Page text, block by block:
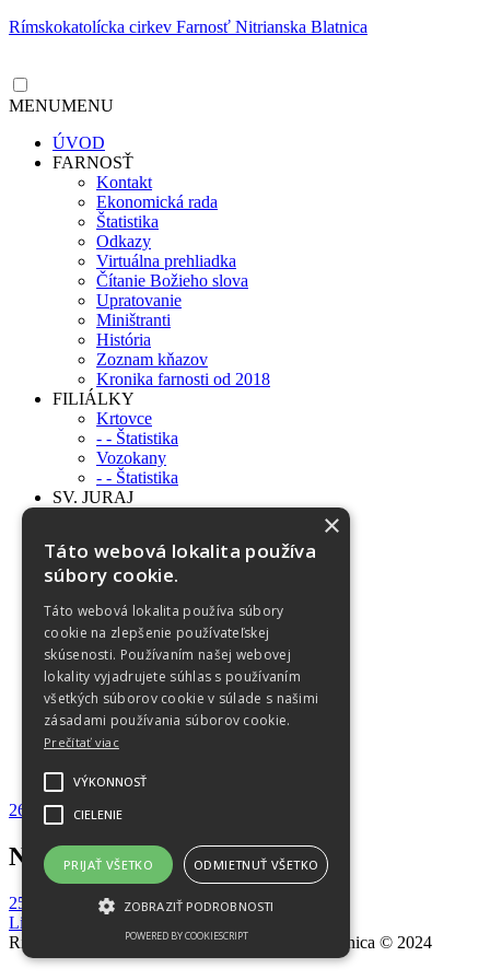
Rímskokatolícka cirkev Farnosť Nitrianska Blatnica
MENUMENU
ÚVOD
FARNOSŤ
Kontakt
Ekonomická rada
Štatistika
Odkazy
Virtuálna prehliadka
Čítanie Božieho slova
Upratovanie
Miništranti
História
Zoznam kňazov
Kronika farnosti od 2018
FILIÁLKY
Krtovce
- - Štatistika
Vozokany
- - Štatistika
SV. JURAJ
Virtuálna prehliadka
OZNAMY
Sviatosti
FOTOGALÉRIA
Objekty a budovy
Do 2017
2018
2019
2020
2022
OCHRANA OÚ
26. nedeľa v cezročnom období
Navigácia v článku
25. nedeľa v cezročnom období
List kardinála Saraha
Rímskokatolícka Cirkev, Farnosť Nitrianska Blatnica © 2024
×
Táto webová lokalita používa
súbory cookie.
Táto webová lokalita používa súbory
cookie na zlepšenie používateľskej
skúsenosti. Používaním našej webovej
lokality vyjadrujete súhlas s používaním
všetkých súborov cookie v súlade s našimi
zásadami používania súborov cookie.
Prečítať viac
VÝKONNOSŤ
CIELENIE
PRIJAŤ VŠETKO ODMIETNUŤ VŠETKO
ZOBRAZIŤ PODROBNOSTI
POWERED BY COOKIESCRIPT